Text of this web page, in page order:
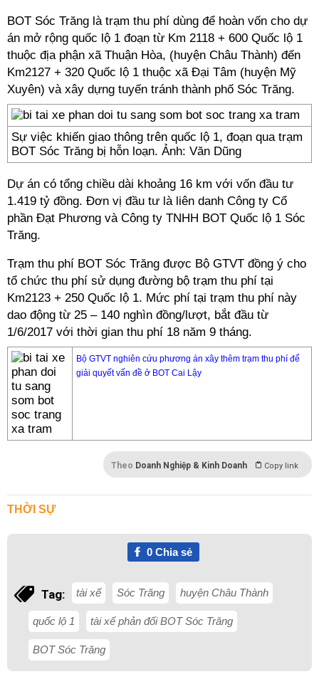
BOT Sóc Trăng là trạm thu phí dùng để hoàn vốn cho dự
án mở rộng quốc lộ 1 đoạn từ Km 2118 + 600 Quốc lộ 1
thuộc địa phận xã Thuận Hòa, (huyện Châu Thành) đến
Km2127 + 320 Quốc lộ 1 thuộc xã Đại Tâm (huyện Mỹ
Xuyên) và xây dựng tuyến tránh thành phố Sóc Trăng.
Sự việc khiến giao thông trên quốc lộ 1, đoạn qua trạm
BOT Sóc Trăng bị hỗn loạn. Ảnh: Văn Dũng
Dự án có tổng chiều dài khoảng 16 km với vốn đầu tư
1.419 tỷ đồng. Đơn vị đầu tư là liên danh Công ty Cổ
phần Đạt Phương và Công ty TNHH BOT Quốc lộ 1 Sóc
Trăng.
Trạm thu phí BOT Sóc Trăng được Bộ GTVT đồng ý cho
tổ chức thu phí sử dụng đường bộ trạm thu phí tại
Km2123 + 250 Quốc lộ 1. Mức phí tại trạm thu phí này
dao động từ 25 – 140 nghìn đồng/lượt, bắt đầu từ
1/6/2017 với thời gian thu phí 18 năm 9 tháng.
Bộ GTVT nghiên cứu phương án xây thêm trạm thu phí để
giải quyết vấn đề ở BOT Cai Lậy
Theo Doanh Nghiệp & Kinh Doanh Copy link
THỜI SỰ
0Chia sẻ
Tag: tài xế Sóc Trăng huyện Châu Thành
quốc lộ 1 tài xế phản đối BOT Sóc Trăng
BOT Sóc Trăng